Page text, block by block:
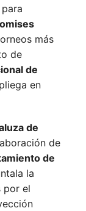
más
de
de
en
de
de
de
la
por el